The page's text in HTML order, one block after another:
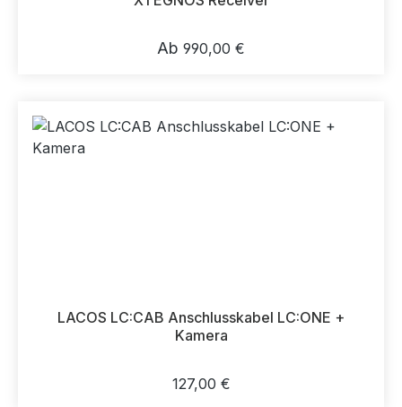
Regulärer Preis:
Ab 990,00 €
LACOS LC:CAB Anschlusskabel LC:ONE +
Kamera
Regulärer Preis:
127,00 €